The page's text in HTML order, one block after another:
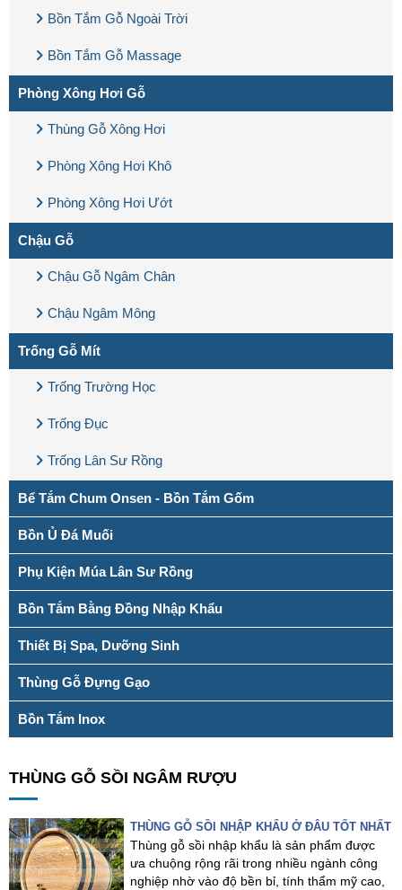
Bồn Tắm Gỗ Ngoài Trời
Bồn Tắm Gỗ Massage
Phòng Xông Hơi Gỗ
Thùng Gỗ Xông Hơi
Phòng Xông Hơi Khô
Phòng Xông Hơi Ướt
Chậu Gỗ
Chậu Gỗ Ngâm Chân
Chậu Ngâm Mông
Trống Gỗ Mít
Trống Trường Học
Trống Đục
Trống Lân Sư Rồng
Bể Tắm Chum Onsen - Bồn Tắm Gốm
Bồn Ủ Đá Muối
Phụ Kiện Múa Lân Sư Rồng
Bồn Tắm Bằng Đồng Nhập Khẩu
Thiết Bị Spa, Dưỡng Sinh
Thùng Gỗ Đựng Gạo
Bồn Tắm Inox
THÙNG GỖ SỒI NGÂM RƯỢU
THÙNG GỖ SỒI NHẬP KHẨU Ở ĐÂU TỐT NHẤT
Thùng gỗ sồi nhập khẩu là sản phẩm được
ưa chuộng rộng rãi trong nhiều ngành công
nghiệp nhờ vào độ bền bỉ, tính thẩm mỹ cao,